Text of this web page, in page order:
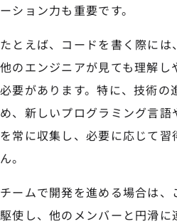
ーション力も重要です。
たとえば、コードを書く際には
他のエンジニアが見ても理解し
必要があります。特に、技術の
め、新しいプログラミング言
を常に収集し、必要に応じて
ん。
チームで開発を進める場合は
駆使し、他のメンバーと円滑に